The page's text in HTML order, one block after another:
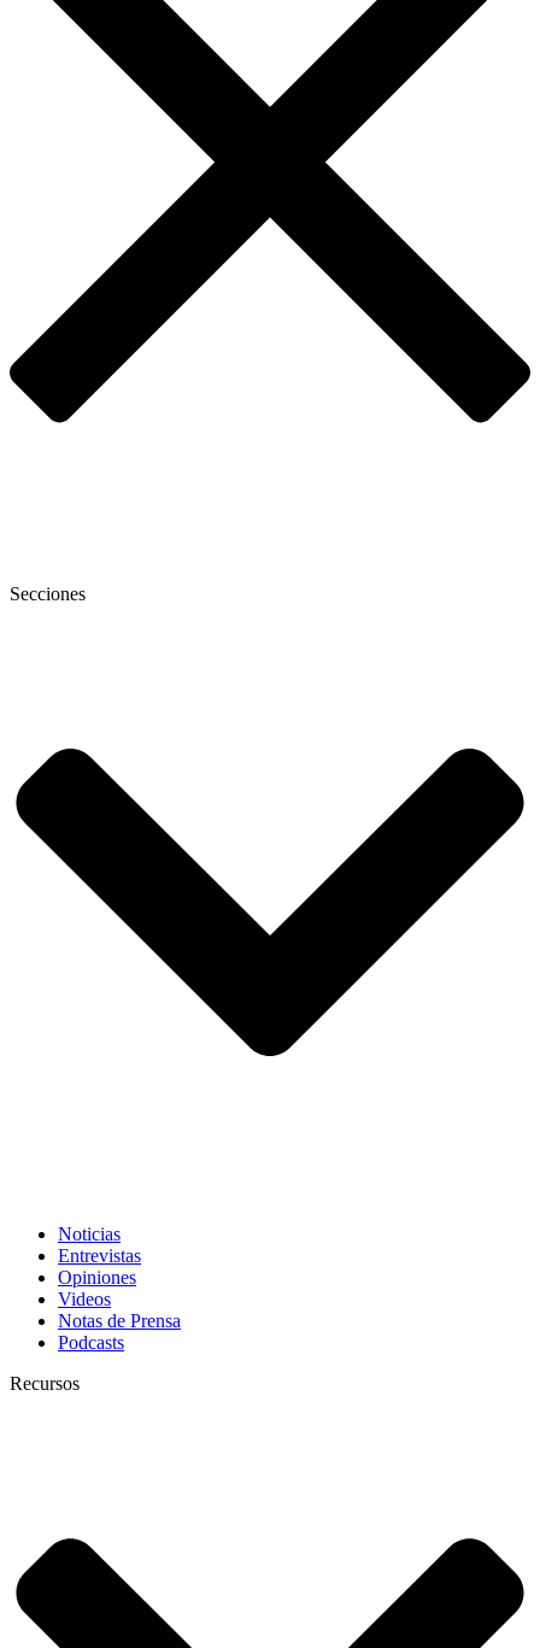
Secciones
Noticias
Entrevistas
Opiniones
Videos
Notas de Prensa
Podcasts
Recursos